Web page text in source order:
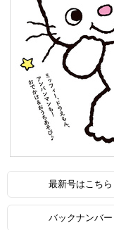
最新号はこちら
バックナンバー